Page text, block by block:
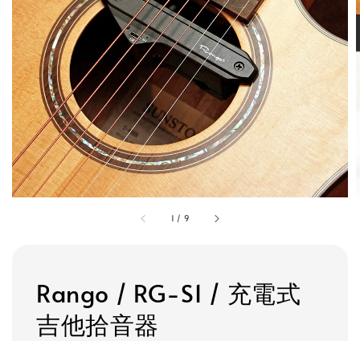
1 / 9
Rango / RG-S1 / 充電式
吉他拾音器